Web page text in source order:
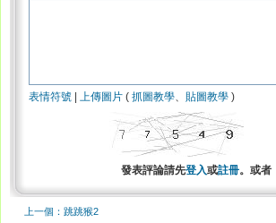
表情符號 上傳圖片 ( 抓圖教學、 貼圖教學 )
發表評論請先登入或註冊。或者
上一個：跳跳猴2